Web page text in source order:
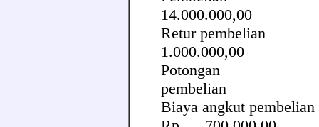
14.000.000,00
Retur
1.000.000,00
Potongan
pembelian
Biaya